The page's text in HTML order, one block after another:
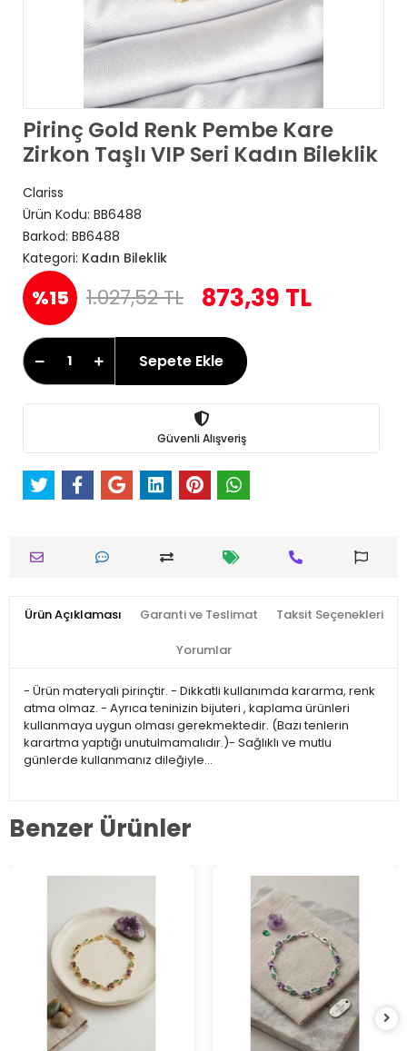
Pirinç Gold Renk Pembe Kare
Zirkon Taşlı VIP Seri Kadın Bileklik
Clariss
Ürün Kodu: BB6488
Barkod: BB6488
Kategori: Kadın Bileklik
%15 1.027,52 TL 873,39 TL
Sepete Ekle
Güvenli Alışveriş
Ürün Açıklaması Garanti ve Teslimat Taksit Seçenekleri
Yorumlar
- Ürün materyali pirinçtir. - Dikkatli kullanımda kararma, renk
atma olmaz. - Ayrıca teninizin bijuteri , kaplama ürünleri
kullanmaya uygun olması gerekmektedir. (Bazı tenlerin
karartma yaptığı unutulmamalıdır.)- Sağlıklı ve mutlu
günlerde kullanmanız dileğiyle…
Benzer Ürünler